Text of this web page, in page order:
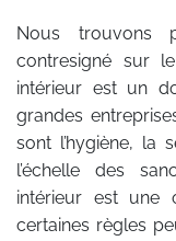
Nous
contresigné sur
intérieur est un
grandes
sont l’hygiène, la
l’échelle des
intérieur est une
certaines règles